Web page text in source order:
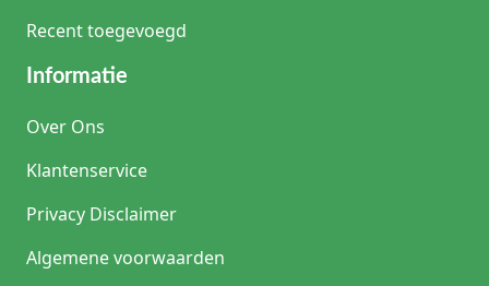
Recent toegevoegd
Informatie
Over Ons
Klantenservice
Privacy Disclaimer
Algemene voorwaarden